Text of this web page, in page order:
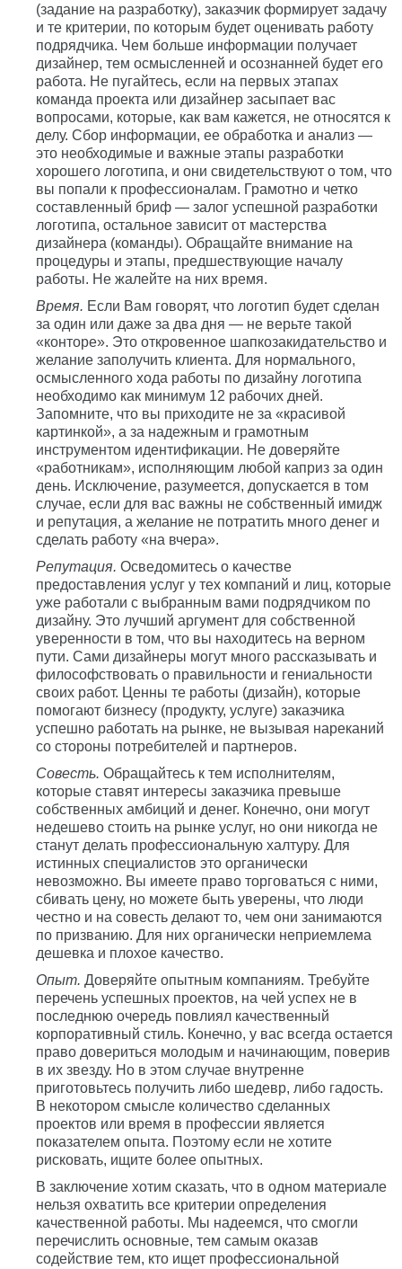
(задание на разработку), заказчик формирует задачу
и те критерии, по которым будет оценивать работу
подрядчика. Чем больше информации получает
дизайнер, тем осмысленней и осознанней будет его
работа. Не пугайтесь, если на первых этапах
команда проекта или дизайнер засыпает вас
вопросами, которые, как вам кажется, не относятся к
делу. Сбор информации, ее обработка и анализ —
это необходимые и важные этапы разработки
хорошего логотипа, и они свидетельствуют о том, что
вы попали к профессионалам. Грамотно и четко
составленный бриф — залог успешной разработки
логотипа, остальное зависит от мастерства
дизайнера (команды). Обращайте внимание на
процедуры и этапы, предшествующие началу
работы. Не жалейте на них время.
Время. Если Вам говорят, что логотип будет сделан
за один или даже за два дня — не верьте такой
«конторе». Это откровенное шапкозакидательство и
желание заполучить клиента. Для нормального,
осмысленного хода работы по дизайну логотипа
необходимо как минимум 12 рабочих дней.
Запомните, что вы приходите не за «красивой
картинкой», а за надежным и грамотным
инструментом идентификации. Не доверяйте
«работникам», исполняющим любой каприз за один
день. Исключение, разумеется, допускается в том
случае, если для вас важны не собственный имидж
и репутация, а желание не потратить много денег и
сделать работу «на вчера».
Репутация. Осведомитесь о качестве
предоставления услуг у тех компаний и лиц, которые
уже работали с выбранным вами подрядчиком по
дизайну. Это лучший аргумент для собственной
уверенности в том, что вы находитесь на верном
пути. Сами дизайнеры могут много рассказывать и
философствовать о правильности и гениальности
своих работ. Ценны те работы (дизайн), которые
помогают бизнесу (продукту, услуге) заказчика
успешно работать на рынке, не вызывая нареканий
со стороны потребителей и партнеров.
Совесть. Обращайтесь к тем исполнителям,
которые ставят интересы заказчика превыше
собственных амбиций и денег. Конечно, они могут
недешево стоить на рынке услуг, но они никогда не
станут делать профессиональную халтуру. Для
истинных специалистов это органически
невозможно. Вы имеете право торговаться с ними,
сбивать цену, но можете быть уверены, что люди
честно и на совесть делают то, чем они занимаются
по призванию. Для них органически неприемлема
дешевка и плохое качество.
Опыт. Доверяйте опытным компаниям. Требуйте
перечень успешных проектов, на чей успех не в
последнюю очередь повлиял качественный
корпоративный стиль. Конечно, у вас всегда остается
право довериться молодым и начинающим, поверив
в их звезду. Но в этом случае внутренне
приготовьтесь получить либо шедевр, либо гадость.
В некотором смысле количество сделанных
проектов или время в профессии является
показателем опыта. Поэтому если не хотите
рисковать, ищите более опытных.
В заключение хотим сказать, что в одном материале
нельзя охватить все критерии определения
качественной работы. Мы надеемся, что смогли
перечислить основные, тем самым оказав
содействие тем, кто ищет профессиональной